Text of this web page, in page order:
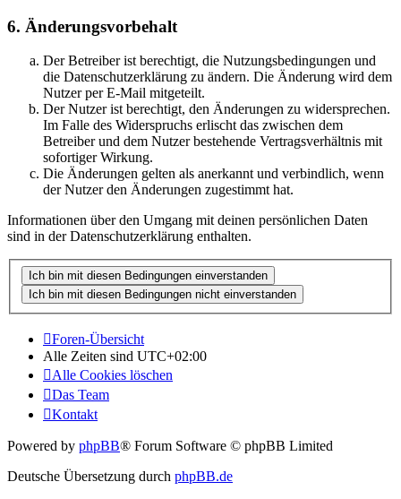
6. Änderungsvorbehalt
Der Betreiber ist berechtigt, die Nutzungsbedingungen und
die Datenschutzerklärung zu ändern. Die Änderung wird dem
Nutzer per E-Mail mitgeteilt.
Der Nutzer ist berechtigt, den Änderungen zu widersprechen.
Im Falle des Widerspruchs erlischt das zwischen dem
Betreiber und dem Nutzer bestehende Vertragsverhältnis mit
sofortiger Wirkung.
Die Änderungen gelten als anerkannt und verbindlich, wenn
der Nutzer den Änderungen zugestimmt hat.
Informationen über den Umgang mit deinen persönlichen Daten
sind in der Datenschutzerklärung enthalten.
Foren-Übersicht
Alle Zeiten sind UTC+02:00
Alle Cookies löschen
Das Team
Kontakt
Powered by phpBB® Forum Software © phpBB Limited
Deutsche Übersetzung durch phpBB.de